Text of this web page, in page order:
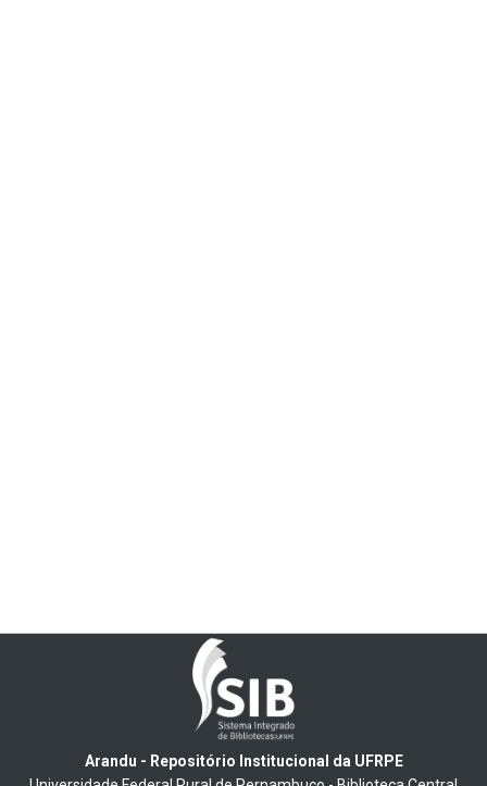
Arandu - Repositório Institucional da UFRPE